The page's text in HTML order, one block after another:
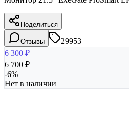
Поделиться
Отзывы
29953
6 300 ₽
6 700 ₽
-6%
Нет в наличии